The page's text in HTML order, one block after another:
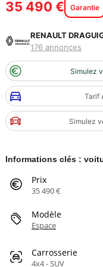
35 490 € Garantie
RENAULT
176 annonces
Simulez
Tarif
Simulez
Informations clés :
Prix
35 490 €
Modèle
Espace
Carrosserie
4x4 - SUV